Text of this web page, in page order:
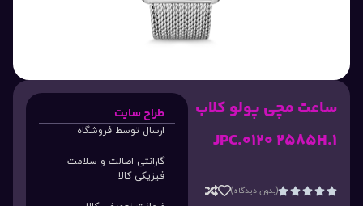
ساعت مچی پولو کلاب
JPC.0120 2585H.1




(بدون دیدگاه)
طراح سایت
ارسال توسط فروشگاه
گارانتی اصالت و سلامت
فیزیکی کالا